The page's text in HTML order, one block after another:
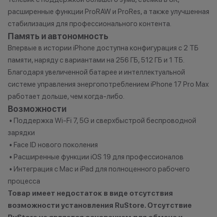
устройства
которые вы
нового
Ограничений
нет-только вы
наличными,
программа
покупке
расширенные функции ProRAW и ProRes, а также улучшенная
стабилизация для профессионального контента.
Память и автономность
Впервые в истории iPhone доступна конфигурация с 2 ТБ
памяти, наряду с вариантами на 256 ГБ, 512 ГБ и 1 ТБ.
Благодаря увеличенной батарее и интеллектуальной
системе управления энергопотреблением iPhone 17 Pro Max
работает дольше, чем когда-либо.
Возможности
• Поддержка Wi-Fi 7, 5G и сверхбыстрой беспроводной
зарядки
• Face ID нового поколения
• Расширенные функции iOS 19 для профессионалов
• Интеграция с Mac и iPad для полноценного рабочего
процесса
Товар имеет недостаток в виде отсутствия
возможности установления RuStore. Отсутствие